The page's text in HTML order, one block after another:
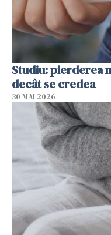
Studiu: pierderea
decât se credea
30 MAI 2026